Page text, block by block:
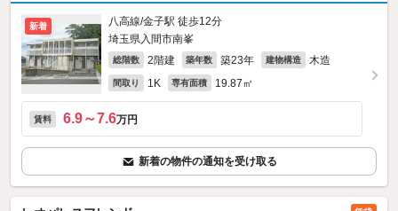
新着
八高線/金子駅 徒歩12分
埼玉県入間市南峯
総階数 2階建 築年数 築23年 建物構造 木造
間取り 1K 専有面積 19.87㎡
賃料 6.9～7.6万円
新着の物件の通知を受け取る